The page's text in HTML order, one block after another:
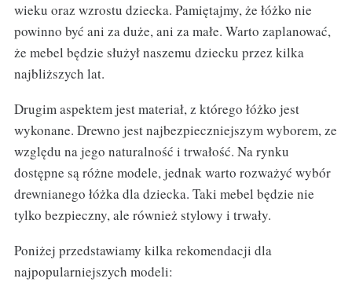
wieku oraz wzrostu dziecka. Pamiętajmy, że łóżko nie
powinno być ani za duże, ani za małe. Warto zaplanować,
że mebel będzie służył naszemu dziecku przez kilka
najbliższych lat.
Drugim aspektem jest materiał, z którego łóżko jest
wykonane. Drewno jest najbezpieczniejszym wyborem, ze
względu na jego naturalność i trwałość. Na rynku
dostępne są różne modele, jednak warto rozważyć wybór
drewnianego łóżka dla dziecka. Taki mebel będzie nie
tylko bezpieczny, ale również stylowy i trwały.
Poniżej przedstawiamy kilka rekomendacji dla
najpopularniejszych modeli: